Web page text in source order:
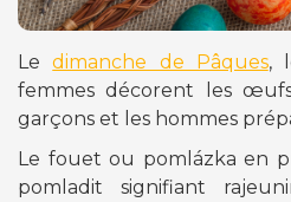
Ledimanche de Pâques,
femmes décorent les
garçons et les hommes
Le fouet ou pomlázka en
pomladit signifiant